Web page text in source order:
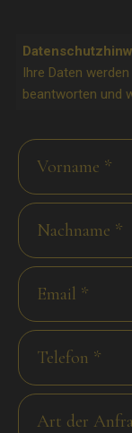
Ihre Daten
beantworten und
Verantwortlicher
Srl/GmbH, an die
Zugang zu den
Ergänzung,
den Bereich